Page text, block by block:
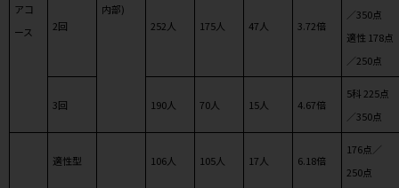
アコ
ース
内部)
2回 252人 175人 47人 3.72倍
／350点
適性 178点
／250点
3回 190人 70人 15人 4.67倍
5科 225点
／350点
適性型 106人 105人 17人 6.18倍
176点／
250点